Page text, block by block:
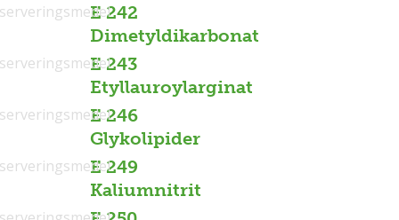
E 242
Dimetyldikarbonat
E 243
Etyllauroylarginat
E 246
Glykolipider
E 249
Kaliumnitrit